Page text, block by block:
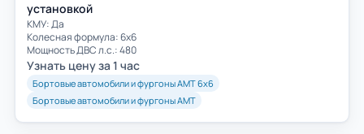
установкой
КМУ: Да
Колесная формула: 6х6
Мощность ДВС л.с.: 480
Узнать цену за 1 час
Бортовые автомобили и фургоны АМТ 6х6
Бортовые автомобили и фургоны АМТ